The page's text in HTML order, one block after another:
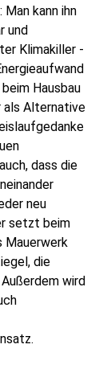
Man kann ihn
und
Klimakiller -
Hausbau
als Alternative
dass die
neu
setzt beim
Mauerwerk
die
wird